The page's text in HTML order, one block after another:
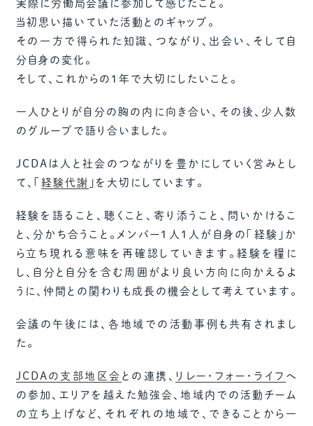
実際に労働局会議に参加して感じたこと。
当初思い描いていた活動とのギャップ。
その一方で得られた知識、つながり、出会い、そして自
分自身の変化。
そして、これからの1年で大切にしたいこと。
一人ひとりが自分の胸の内に向き合い、その後、少人数
のグループで語り合いました。
JCDAは人と社会のつながりを豊かにしていく営みとし
て、「 経験代謝 」を大切にしています。
経験を語ること、聴くこと、寄り添うこと、問いかけるこ
と、分かち合うこと。メンバー1人1人が自身の「経験」か
ら立ち現れる意味を再確認していきます。経験を糧に
し、自分と自分を含む周囲がより良い方向に向かえるよ
うに、仲間との関わりも成長の機会として考えています。
会議の午後には、各地域での活動事例も共有されまし
た。
JCDAの支部地区会 との連携、 リレー・フォー・ライフ へ
の参加、エリアを越えた勉強会、地域内での活動チーム
の立ち上げなど、それぞれの地域で、できることから一